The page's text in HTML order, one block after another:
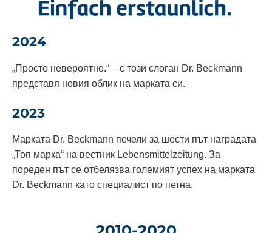
2024
„Просто невероятно.“ – с този слоган Dr. Beckmann
представя новия облик на марката си.
2023
Марката Dr. Beckmann печели за шести път наградата
„Топ марка“ на вестник Lebensmittelzeitung. За
пореден път се отбелязва големият успех на марката
Dr. Beckmann като специалист по петна.